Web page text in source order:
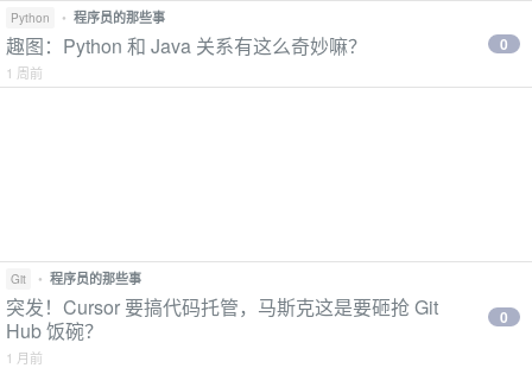
Python • 程序员的那些事
趣图：Python 和 Java 关系有这么奇妙嘛？
1 周前
0
Git • 程序员的那些事
突发！Cursor 要搞代码托管，马斯克这是要砸抢 Git
Hub 饭碗？
1 月前
0